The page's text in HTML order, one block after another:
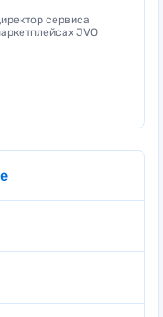
сервиса
JVO